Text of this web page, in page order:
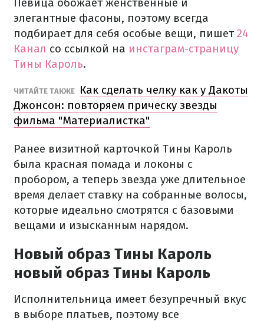
элегантные фасоны, поэтому всегда
подбирает для себя особые вещи, пишет24
Канал со ссылкой на инстаграм-страницу
Тины Кароль.
ЧИТАЙТЕ ТАКЖЕ
Как сделать челку как у Дакоты
Джонсон: повторяем прическу звезды
фильма "Материалистка"
Ранее визитной карточкой Тины Кароль
была красная помада и локоны с
пробором, а теперь звезда уже длительное
время делает ставку на собранные волосы,
которые идеально смотрятся с базовыми
вещами и изысканным нарядом.
Новый образ Тины Кароль
новый образ Тины Кароль
Исполнительница имеет безупречный вкус
в выборе платьев, поэтому все